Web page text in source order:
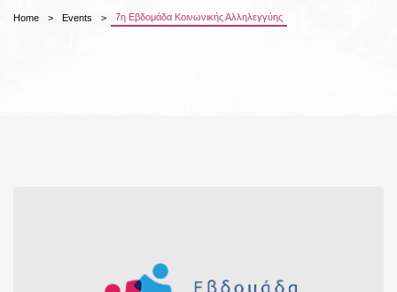
Home Events 7η Εβδομάδα Κοινωνικής Αλληλεγγύης